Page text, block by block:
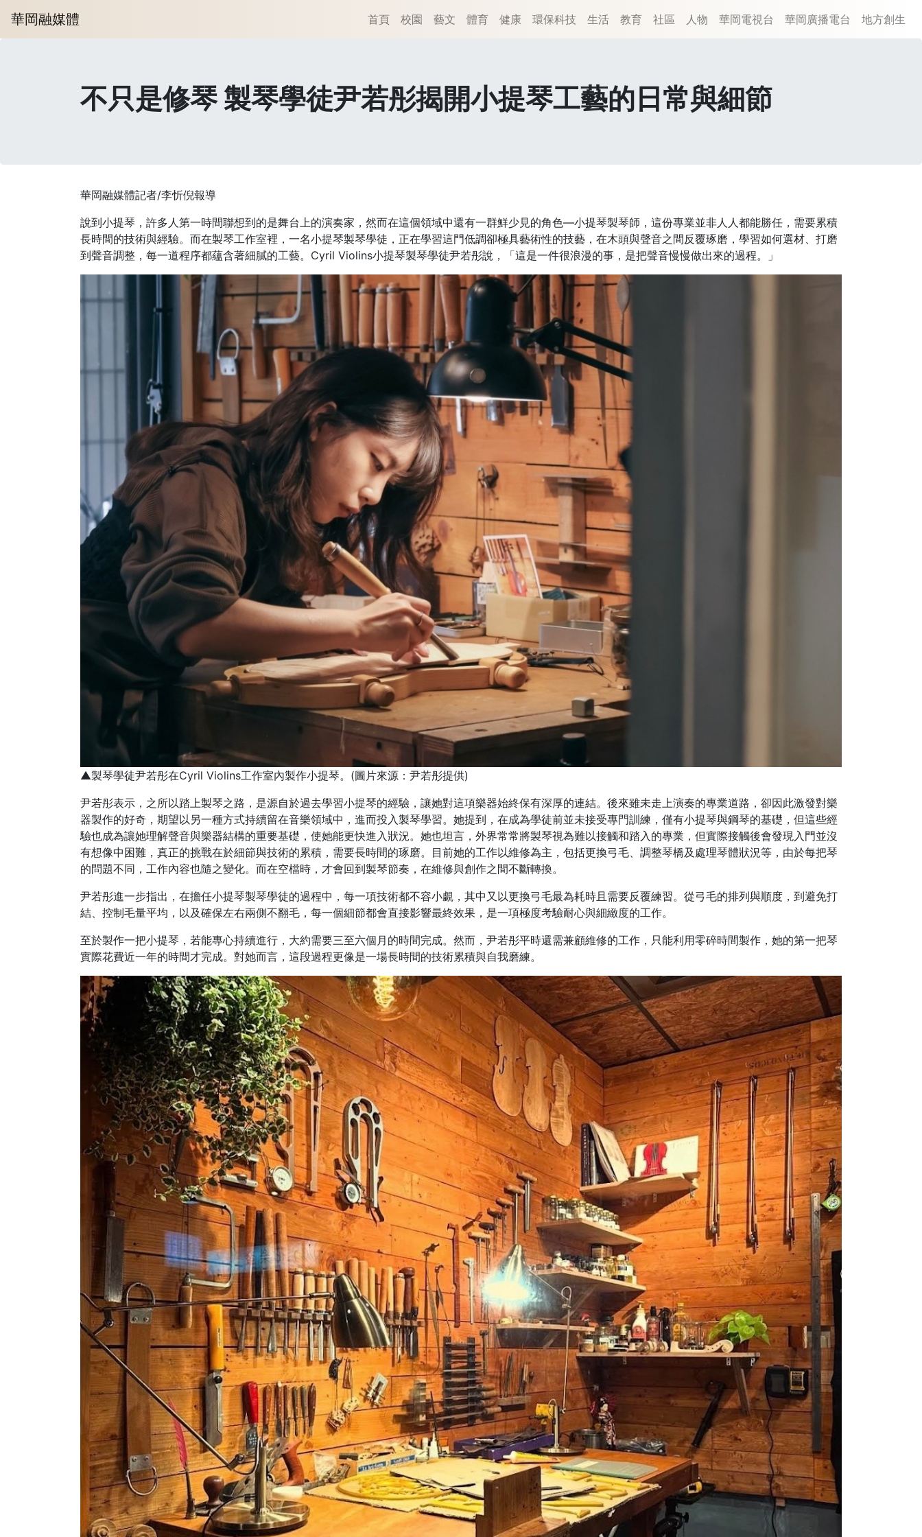
華岡融媒體 首頁 校園 藝文 體育 健康 環保科技 生活 教育 社區 人物 華岡電視台 華岡廣播電台 地方創生
不只是修琴 製琴學徒尹若彤揭開小提琴工藝的日常與細節
華岡融媒體記者/李忻倪報導
說到小提琴，許多人第一時間聯想到的是舞台上的演奏家，然而在這個領域中還有一群鮮少見的角色—小提琴製琴師，這份專業並非人人都能勝任，需要累積
長時間的技術與經驗。而在製琴工作室裡，一名小提琴製琴學徒，正在學習這門低調卻極具藝術性的技藝，在木頭與聲音之間反覆琢磨，學習如何選材、打磨
到聲音調整，每一道程序都蘊含著細膩的工藝。Cyril Violins小提琴製琴學徒尹若彤說，「這是一件很浪漫的事，是把聲音慢慢做出來的過程。」
▲製琴學徒尹若彤在Cyril Violins工作室內製作小提琴。(圖片來源：尹若彤提供)
尹若彤表示，之所以踏上製琴之路，是源自於過去學習小提琴的經驗，讓她對這項樂器始終保有深厚的連結。後來雖未走上演奏的專業道路，卻因此激發對樂
器製作的好奇，期望以另一種方式持續留在音樂領域中，進而投入製琴學習。她提到，在成為學徒前並未接受專門訓練，僅有小提琴與鋼琴的基礎，但這些經
驗也成為讓她理解聲音與樂器結構的重要基礎，使她能更快進入狀況。她也坦言，外界常常將製琴視為難以接觸和踏入的專業，但實際接觸後會發現入門並沒
有想像中困難，真正的挑戰在於細節與技術的累積，需要長時間的琢磨。目前她的工作以維修為主，包括更換弓毛、調整琴橋及處理琴體狀況等，由於每把琴
的問題不同，工作內容也隨之變化。而在空檔時，才會回到製琴節奏，在維修與創作之間不斷轉換。
尹若彤進一步指出，在擔任小提琴製琴學徒的過程中，每一項技術都不容小覷，其中又以更換弓毛最為耗時且需要反覆練習。從弓毛的排列與順度，到避免打
結、控制毛量平均，以及確保左右兩側不翻毛，每一個細節都會直接影響最終效果，是一項極度考驗耐心與細緻度的工作。
至於製作一把小提琴，若能專心持續進行，大約需要三至六個月的時間完成。然而，尹若彤平時還需兼顧維修的工作，只能利用零碎時間製作，她的第一把琴
實際花費近一年的時間才完成。對她而言，這段過程更像是一場長時間的技術累積與自我磨練。